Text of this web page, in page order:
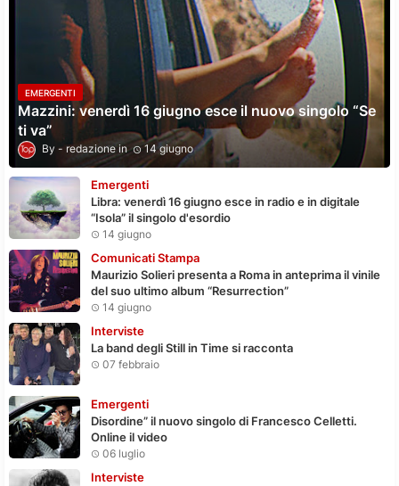
EMERGENTI
Mazzini: venerdì 16 giugno esce il nuovo singolo “Se
ti va”
redazione 14 giugno
Emergenti
Libra: venerdì 16 giugno esce in radio e in digitale
“Isola” il singolo d'esordio
14 giugno
Comunicati Stampa
Maurizio Solieri presenta a Roma in anteprima il vinile
del suo ultimo album “Resurrection”
14 giugno
Interviste
La band degli Still in Time si racconta
07 febbraio
Emergenti
Disordine” il nuovo singolo di Francesco Celletti.
Online il video
06 luglio
Interviste